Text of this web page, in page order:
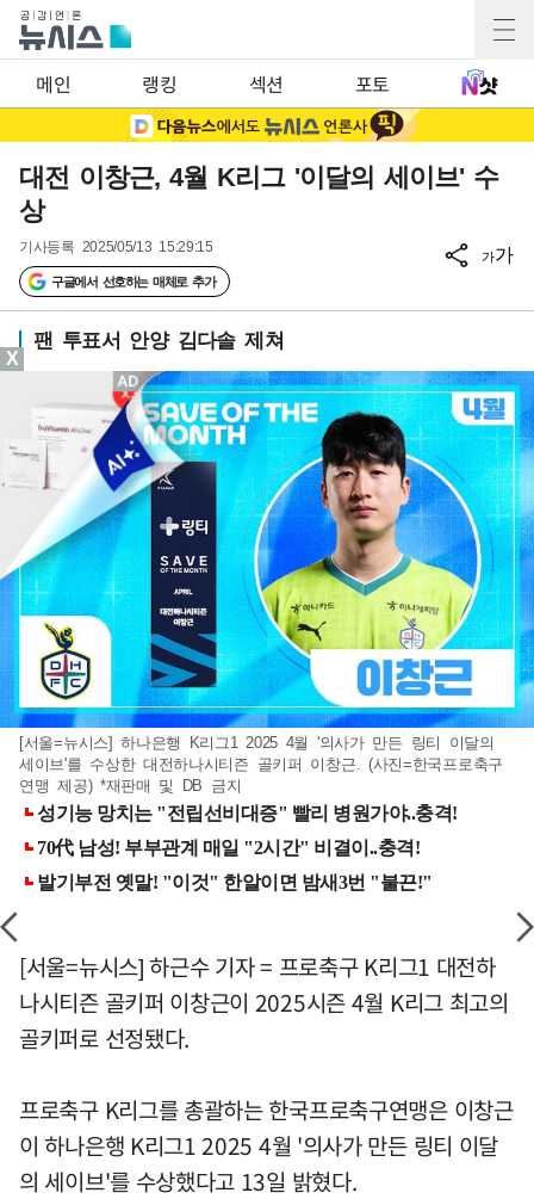
메인 랭킹 섹션 포토
대전 이창근, 4월 K리그 '이달의 세이브' 수
상
기사등록 2025/05/13 15:29:15
구글에서 선호하는 매체로 추가
가가
팬 투표서 안양 김다솔 제쳐
[서울=뉴시스] 하나은행 K리그1 2025 4월 '의사가 만든 링티 이달의
세이브'를 수상한 대전하나시티즌 골키퍼 이창근. (사진=한국프로축구
연맹 제공) *재판매 및 DB 금지
[서울=뉴시스] 하근수 기자 = 프로축구 K리그1 대전하
나시티즌 골키퍼 이창근이 2025시즌 4월 K리그 최고의
골키퍼로 선정됐다.
프로축구 K리그를 총괄하는 한국프로축구연맹은 이창근
이 하나은행 K리그1 2025 4월 '의사가 만든 링티 이달
의 세이브'를 수상했다고 13일 밝혔다.
X